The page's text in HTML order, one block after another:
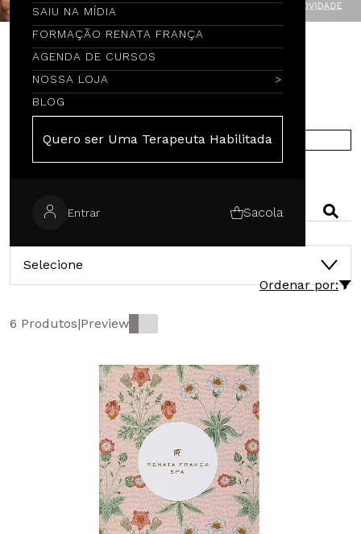
SAIU NA MÍDIA
FORMAÇÃO RENATA FRANÇA
AGENDA DE CURSOS
NOSSA LOJA
BLOG
Quero ser Uma Terapeuta Habilitada
Entrar Sacola
Encontre por Nome
COMPRE NA EUROPA
Selecione
Ordenar por:
6 Produtos|Preview